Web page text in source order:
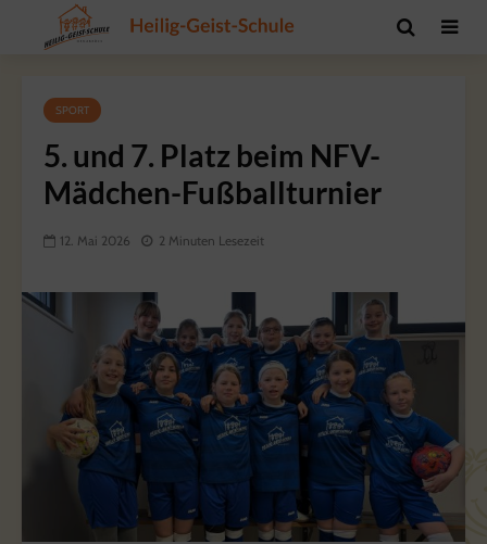
SPORT
5. und 7. Platz beim NFV-
Mädchen-Fußballturnier
12. Mai 2026 2 Minuten Lesezeit